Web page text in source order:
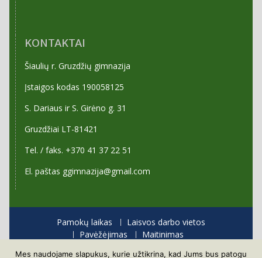
KONTAKTAI
Šiaulių r. Gruzdžių gimnazija
Įstaigos kodas 190058125
S. Dariaus ir S. Girėno g. 31
Gruzdžiai LT-81421
Tel. / faks. +370 41 37 22 51
El. paštas ggimnazija@gmail.com
Pamokų laikas
Laisvos darbo vietos
Pavėžėjimas
Maitinimas
Mes naudojame slapukus, kurie užtikrina, kad Jums bus patogu